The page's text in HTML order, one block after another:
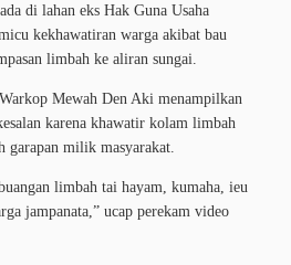
di lahan eks Hak Guna Usaha
kekhawatiran warga akibat bau
limbah ke aliran sungai.
Mewah Den Aki menampilkan
karena khawatir kolam limbah
garapan milik masyarakat.
limbah tai hayam, kumaha, ieu
jampanata,” ucap perekam video